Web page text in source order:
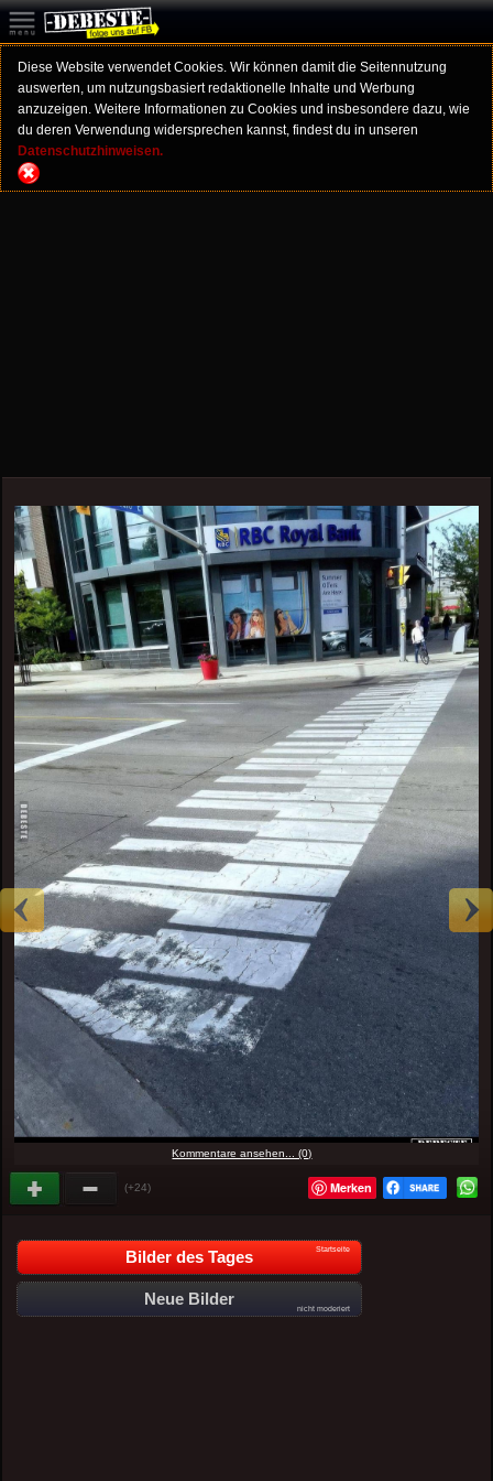
Diese Website verwendet Cookies. Wir können damit die Seitennutzung
auswerten, um nutzungsbasiert redaktionelle Inhalte und Werbung
anzuzeigen. Weitere Informationen zu Cookies und insbesondere dazu, wie
du deren Verwendung widersprechen kannst, findest du in unseren
Datenschutzhinweisen.
Kommentare ansehen... (0)
(+24) Merken
Bilder des Tages Startseite
Neue Bilder
nicht moderiert